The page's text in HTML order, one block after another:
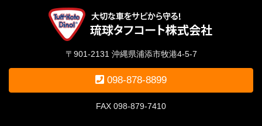
〒901-2131 沖縄県浦添市牧港4-5-7
098-878-8899
FAX 098-879-7410